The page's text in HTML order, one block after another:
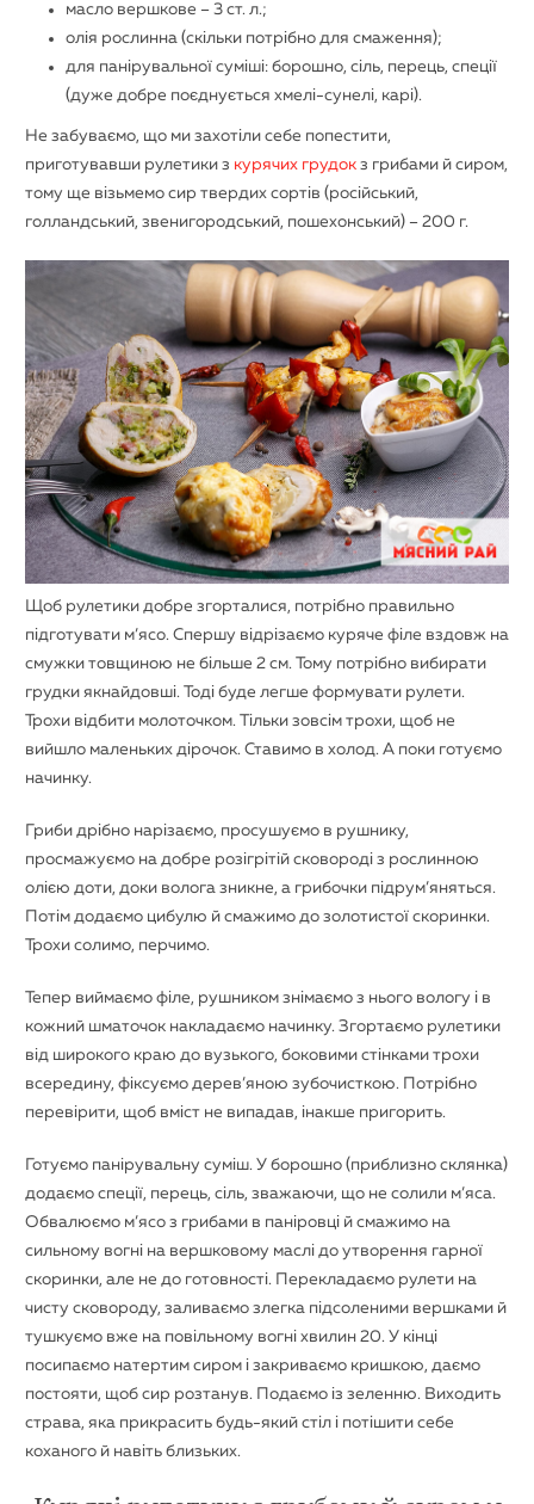
масло вершкове – 3 ст. л.;
олія рослинна (скільки потрібно для смаження);
для панірувальної суміші: борошно, сіль, перець, спеції
(дуже добре поєднується хмелі-сунелі, карі).
Не забуваємо, що ми захотіли себе попестити,
приготувавши рулетики з курячих грудок з грибами й сиром,
тому ще візьмемо сир твердих сортів (російський,
голландський, звенигородський, пошехонський) – 200 г.
Щоб рулетики добре згорталися, потрібно правильно
підготувати м’ясо. Спершу відрізаємо куряче філе вздовж на
смужки товщиною не більше 2 см. Тому потрібно вибирати
грудки якнайдовші. Тоді буде легше формувати рулети.
Трохи відбити молоточком. Тільки зовсім трохи, щоб не
вийшло маленьких дірочок. Ставимо в холод. А поки готуємо
начинку.
Гриби дрібно нарізаємо, просушуємо в рушнику,
просмажуємо на добре розігрітій сковороді з рослинною
олією доти, доки волога зникне, а грибочки підрум’яняться.
Потім додаємо цибулю й смажимо до золотистої скоринки.
Трохи солимо, перчимо.
Тепер виймаємо філе, рушником знімаємо з нього вологу і в
кожний шматочок накладаємо начинку. Згортаємо рулетики
від широкого краю до вузького, боковими стінками трохи
всередину, фіксуємо дерев’яною зубочисткою. Потрібно
перевірити, щоб вміст не випадав, інакше пригорить.
Готуємо панірувальну суміш. У борошно (приблизно склянка)
додаємо спеції, перець, сіль, зважаючи, що не солили м’яса.
Обвалюємо м’ясо з грибами в паніровці й смажимо на
сильному вогні на вершковому маслі до утворення гарної
скоринки, але не до готовності. Перекладаємо рулети на
чисту сковороду, заливаємо злегка підсоленими вершками й
тушкуємо вже на повільному вогні хвилин 20. У кінці
посипаємо натертим сиром і закриваємо кришкою, даємо
постояти, щоб сир розтанув. Подаємо із зеленню. Виходить
страва, яка прикрасить будь-який стіл і потішити себе
коханого й навіть близьких.